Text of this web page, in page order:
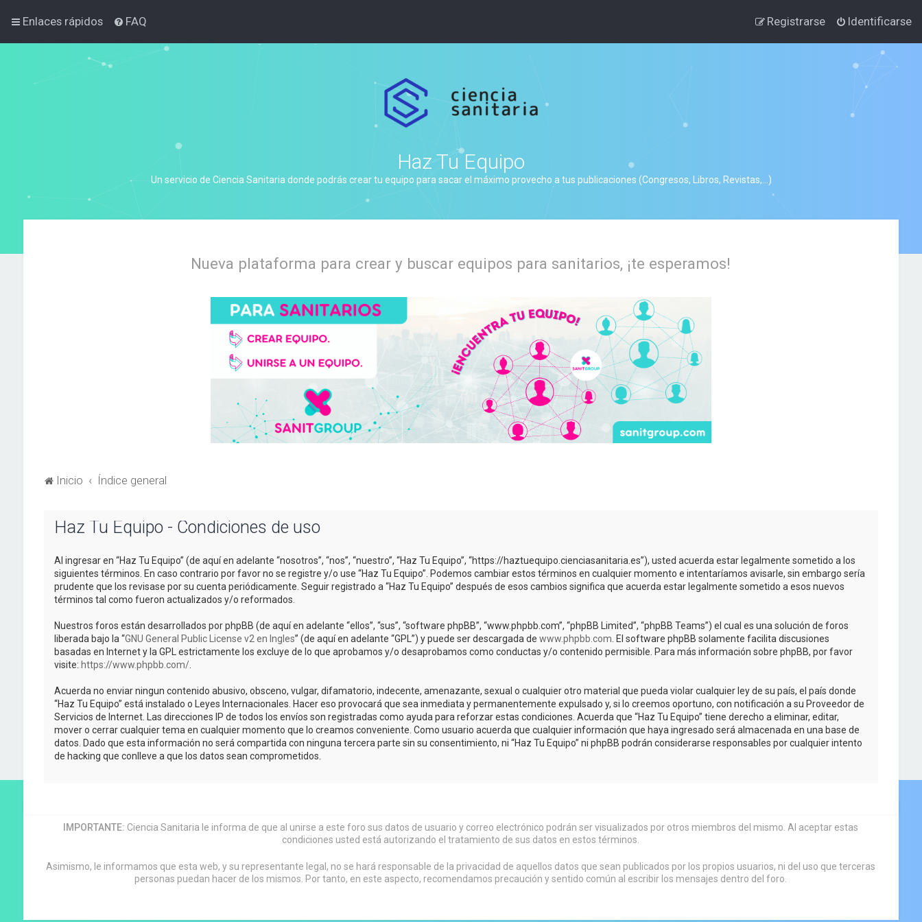
Enlaces rápidos FAQ Identificarse
Registrarse
Haz Tu Equipo
Un servicio de Ciencia Sanitaria donde podrás crear tu equipo para sacar el máximo provecho a tus publicaciones (Congresos, Libros, Revistas,...)
Nueva plataforma para crear y buscar equipos para sanitarios, ¡te esperamos!
Inicio Índice general
Haz Tu Equipo - Condiciones de uso
Al ingresar en “Haz Tu Equipo” (de aquí en adelante “nosotros”, “nos”, “nuestro”, “Haz Tu Equipo”, “https://haztuequipo.cienciasanitaria.es”), usted acuerda estar legalmente sometido a los
siguientes términos. En caso contrario por favor no se registre y/o use “Haz Tu Equipo”. Podemos cambiar estos términos en cualquier momento e intentaríamos avisarle, sin embargo sería
prudente que los revisase por su cuenta periódicamente. Seguir registrado a “Haz Tu Equipo” después de esos cambios significa que acuerda estar legalmente sometido a esos nuevos
términos tal como fueron actualizados y/o reformados.
Nuestros foros están desarrollados por phpBB (de aquí en adelante “ellos”, “sus”, “software phpBB”, “www.phpbb.com”, “phpBB Limited”, “phpBB Teams”) el cual es una solución de foros
liberada bajo la “GNU General Public License v2 en Ingles” (de aquí en adelante “GPL”) y puede ser descargada de www.phpbb.com . El software phpBB solamente facilita discusiones
basadas en Internet y la GPL estrictamente los excluye de lo que aprobamos y/o desaprobamos como conductas y/o contenido permisible. Para más información sobre phpBB, por favor
visite: https://www.phpbb.com/.
Acuerda no enviar ningun contenido abusivo, obsceno, vulgar, difamatorio, indecente, amenazante, sexual o cualquier otro material que pueda violar cualquier ley de su país, el país donde
“Haz Tu Equipo” está instalado o Leyes Internacionales. Hacer eso provocará que sea inmediata y permanentemente expulsado y, si lo creemos oportuno, con notificación a su Proveedor de
Servicios de Internet. Las direcciones IP de todos los envíos son registradas como ayuda para reforzar estas condiciones. Acuerda que “Haz Tu Equipo” tiene derecho a eliminar, editar,
mover o cerrar cualquier tema en cualquier momento que lo creamos conveniente. Como usuario acuerda que cualquier información que haya ingresado será almacenada en una base de
datos. Dado que esta información no será compartida con ninguna tercera parte sin su consentimiento, ni “Haz Tu Equipo” ni phpBB podrán considerarse responsables por cualquier intento
de hacking que conlleve a que los datos sean comprometidos.
IMPORTANTE: Ciencia Sanitaria le informa de que al unirse a este foro sus datos de usuario y correo electrónico podrán ser visualizados por otros miembros del mismo. Al aceptar estas
condiciones usted está autorizando el tratamiento de sus datos en estos términos.
Asimismo, le informamos que esta web, y su representante legal, no se hará responsable de la privacidad de aquellos datos que sean publicados por los propios usuarios, ni del uso que terceras
personas puedan hacer de los mismos. Por tanto, en este aspecto, recomendamos precaución y sentido común al escribir los mensajes dentro del foro.